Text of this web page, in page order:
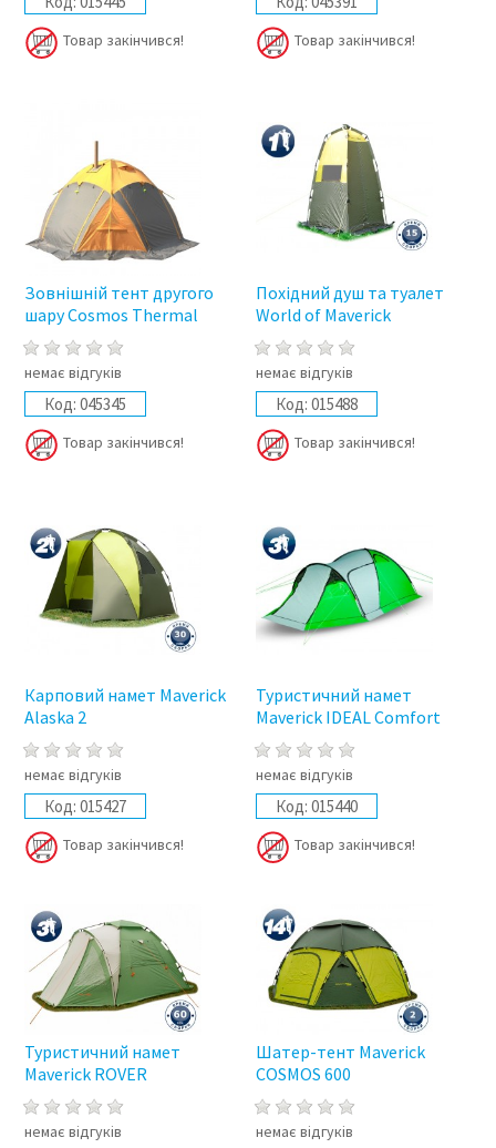
Товар закінчився! Товар закінчився!
Зовнішній тент другого
шару Cosmos Thermal
немає відгуків
Код: 045345
Товар закінчився!
Похідний душ та туалет
World of Maverick
немає відгуків
Код: 015488
Товар закінчився!
Карповий намет Maverick
Alaska 2
немає відгуків
Код: 015427
Товар закінчився!
Туристичний намет
Maverick IDEAL Comfort
немає відгуків
Код: 015440
Товар закінчився!
Туристичний намет
Maverick ROVER
немає відгуків
Шатер-тент Maverick
COSMOS 600
немає відгуків